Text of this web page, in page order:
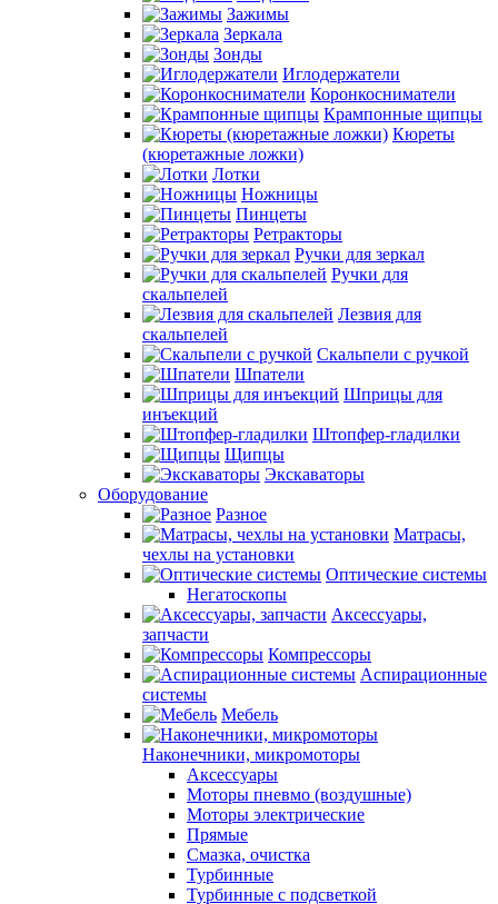
Зажимы
Зеркала
Зонды
Иглодержатели
Коронкосниматели
Крампонные щипцы
Кюреты
(кюретажные ложки)
Лотки
Ножницы
Пинцеты
Ретракторы
Ручки для зеркал
Ручки для
скальпелей
Лезвия для
скальпелей
Скальпели с ручкой
Шпатели
Шприцы для
инъекций
Штопфер-гладилки
Щипцы
Экскаваторы
Оборудование
Разное
Матрасы,
чехлы на установки
Оптические системы
Негатоскопы
Аксессуары,
запчасти
Компрессоры
Аспирационные
системы
Мебель
Наконечники, микромоторы
Аксессуары
Моторы пневмо (воздушные)
Моторы электрические
Прямые
Смазка, очистка
Турбинные
Турбинные с подсветкой